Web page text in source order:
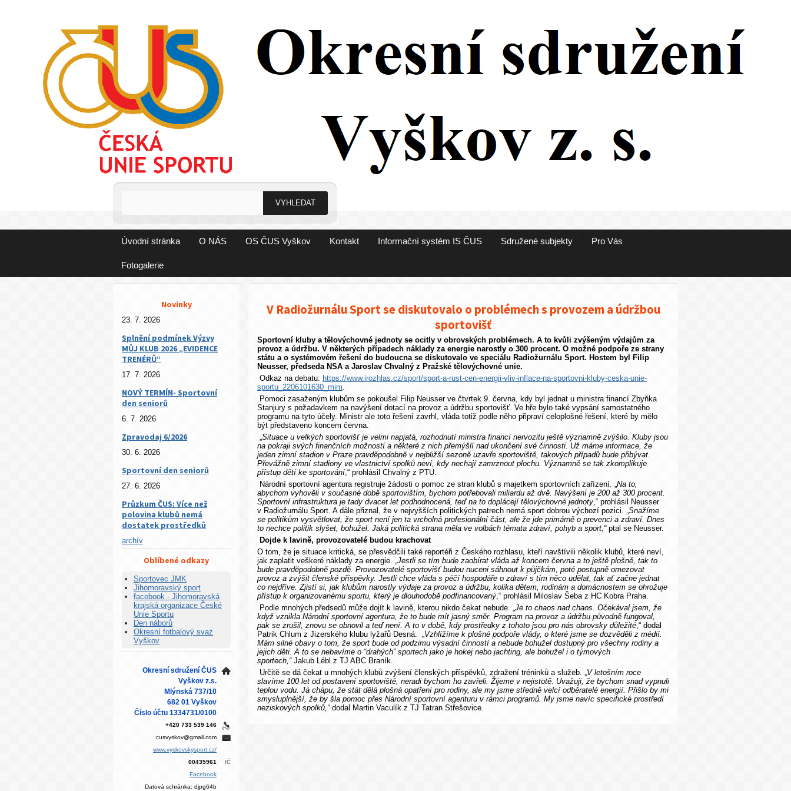
Úvodní stránka O NÁS OS ČUS Vyškov Kontakt Informační systém IS ČUS Sdružené subjekty Pro Vás
Fotogalerie
V Radiožurnálu Sport se diskutovalo o problémech s provozem a údržbou
sportovišť
Sportovní kluby a tělovýchovné jednoty se ocitly v obrovských problémech. A to kvůli zvýšeným výdajům za
provoz a údržbu. V některých případech náklady za energie narostly o 300 procent. O možné podpoře ze strany
státu a o systémovém řešení do budoucna se diskutovalo ve speciálu Radiožurnálu Sport. Hostem byl Filip
Neusser, předseda NSA a Jaroslav Chvalný z Pražské tělovýchovné unie.
Odkaz na debatu: https://www.irozhlas.cz/sport/sport-a-rust-cen-energii-vliv-inflace-na-sportovni-kluby-ceska-unie-
sportu_2206101630_mim.
Pomoci zasaženým klubům se pokoušel Filip Neusser ve čtvrtek 9. června, kdy byl jednat u ministra financí Zbyňka
Stanjury s požadavkem na navýšení dotací na provoz a údržbu sportovišť. Ve hře bylo také vypsání samostatného
programu na tyto účely. Ministr ale toto řešení zavrhl, vláda totiž podle něho připraví celoplošné řešení, které by mělo
být představeno koncem června.
„Situace u velkých sportovišť je velmi napjatá, rozhodnutí ministra financí nervozitu ještě významně zvýšilo. Kluby jsou
na pokraji svých finančních možností a některé z nich přemýšlí nad ukončení své činnosti. Už máme informace, že
jeden zimní stadion v Praze pravděpodobně v nejbližší sezoně uzavře sportoviště, takových případů bude přibývat.
Převážně zimní stadiony ve vlastnictví spolků neví, kdy nechají zamrznout plochu. Významně se tak zkomplikuje
přístup dětí ke sportování,“ prohlásil Chvalný z PTU.
Národní sportovní agentura registruje žádosti o pomoc ze stran klubů s majetkem sportovních zařízení. „Na to,
abychom vyhověli v současné době sportovištím, bychom potřebovali miliardu až dvě. Navýšení je 200 až 300 procent.
Sportovní infrastruktura je tady dvacet let podhodnocená, teď na to doplácejí tělovýchovné jednoty,“ prohlásil Neusser
v Radiožurnálu Sport. A dále přiznal, že v nejvyšších politických patrech nemá sport dobrou výchozí pozici. „Snažíme
se politikům vysvětlovat, že sport není jen ta vrcholná profesionální část, ale že jde primárně o prevenci a zdraví. Dnes
to nechce politik slyšet, bohužel. Jaká politická strana měla ve volbách témata zdraví, pohyb a sport,“ ptal se Neusser.
Dojde k lavině, provozovatelé budou krachovat
O tom, že je situace kritická, se přesvědčili také reportéři z Českého rozhlasu, kteří navštívili několik klubů, které neví,
jak zaplatit veškeré náklady za energie. „Jestli se tím bude zaobírat vláda až koncem června a to ještě plošně, tak to
bude pravděpodobně pozdě. Provozovatelé sportovišť budou nuceni sáhnout k půjčkám, poté postupně omezovat
provoz a zvýšit členské příspěvky. Jestli chce vláda s péčí hospodáře o zdraví s tím něco udělat, tak ať začne jednat
co nejdříve. Zjistí si, jak klubům narostly výdaje za provoz a údržbu, kolika dětem, rodinám a domácnostem se ohrožuje
přístup k organizovanému sportu, který je dlouhodobě podfinancovaný,“ prohlásil Miloslav Šeba z HC Kobra Praha.
Podle mnohých předsedů může dojít k lavině, kterou nikdo čekat nebude. „Je to chaos nad chaos. Očekával jsem, že
když vznikla Národní sportovní agentura, že to bude mít jasný směr. Program na provoz a údržbu původně fungoval,
pak se zrušil, znovu se obnovil a teď není. A to v době, kdy prostředky z tohoto jsou pro nás obrovsky důležité,“ dodal
Patrik Chlum z Jizerského klubu lyžařů Desná. „Vzhlížíme k plošné podpoře vlády, o které jsme se dozvěděli z médií.
Mám silné obavy o tom, že sport bude od podzimu výsadní činností a nebude bohužel dostupný pro všechny rodiny a
jejich děti. A to se nebavíme o “drahých” sportech jako je hokej nebo jachting, ale bohužel i o týmových
sportech,“ Jakub Lébl z TJ ABC Braník.
Určitě se dá čekat u mnohých klubů zvýšení členských příspěvků, zdražení tréninků a služeb. „V letošním roce
slavíme 100 let od postavení sportoviště, neradi bychom ho zavřeli. Žijeme v nejistotě. Uvažuji, že bychom snad vypnuli
teplou vodu. Já chápu, že stát dělá plošná opatření pro rodiny, ale my jsme středně velcí odběratelé energií. Přišlo by mi
smysluplnější, že by šla pomoc přes Národní sportovní agenturu v rámci programů. My jsme navíc specifické prostředí
neziskových spolků,“ dodal Martin Vaculík z TJ Tatran Střešovice.
Novinky
23. 7. 2026
Splnění podmínek Výzvy
MŮJ KLUB 2026 „EVIDENCE
TRENÉRŮ“
17. 7. 2026
NOVÝ TERMÍN- Sportovní
den seniorů
6. 7. 2026
Zpravodaj 6/2026
30. 6. 2026
Sportovní den seniorů
27. 6. 2026
Průzkum ČUS: Více než
polovina klubů nemá
dostatek prostředků
archív
Oblíbené odkazy
Sportovec JMK
Jihomoravský sport
facebook - Jihomoravská
krajská organizace České
Unie Sportu
Den náborů
Okresní fotbalový svaz
Vyškov
Okresní sdružení ČUS
Vyškov z.s.
Mlýnská 737/10
682 01 Vyškov
Číslo účtu 1334731/0100
+420 733 539 146
cusvyskov@gmail.com
www.vyskovskysport.cz/
IČ
00435961
Facebook
Datová schránka: djpg64b